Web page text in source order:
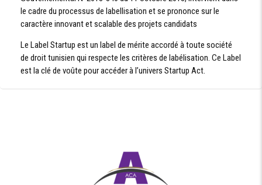
le cadre du processus de labellisation et se prononce sur le
caractère innovant et scalable des projets candidats
Le Label Startup est un label de mérite accordé à toute société
de droit tunisien qui respecte les critères de labélisation. Ce Label
est la clé de voûte pour accéder à l’univers Startup Act.